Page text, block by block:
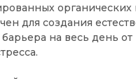
органических
для создания
на весь день